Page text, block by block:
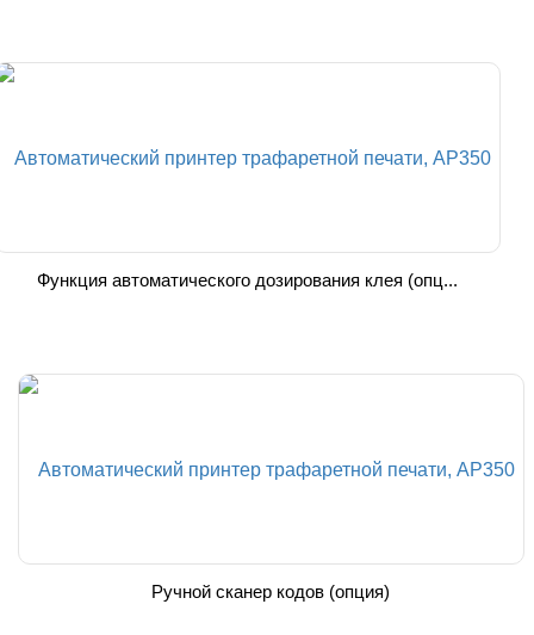
Функция автоматического дозирования клея (опц...
Ручной сканер кодов (опция)